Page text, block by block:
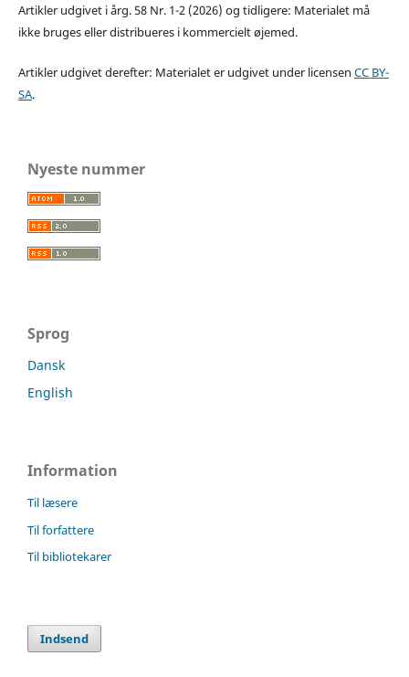
Artikler udgivet i årg. 58 Nr. 1-2 (2026) og tidligere: Materialet må
ikke bruges eller distribueres i kommercielt øjemed.
Artikler udgivet derefter: Materialet er udgivet under licensen CC BY-
SA.
Nyeste nummer
Sprog
Dansk
English
Information
Til læsere
Til forfattere
Til bibliotekarer
Indsend